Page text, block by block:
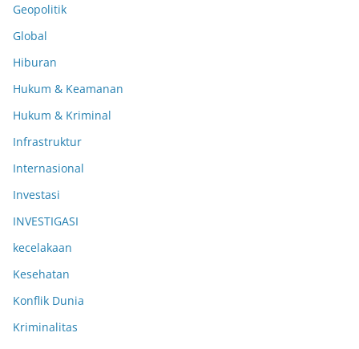
Geopolitik
Global
Hiburan
Hukum & Keamanan
Hukum & Kriminal
Infrastruktur
Internasional
Investasi
INVESTIGASI
kecelakaan
Kesehatan
Konflik Dunia
Kriminalitas